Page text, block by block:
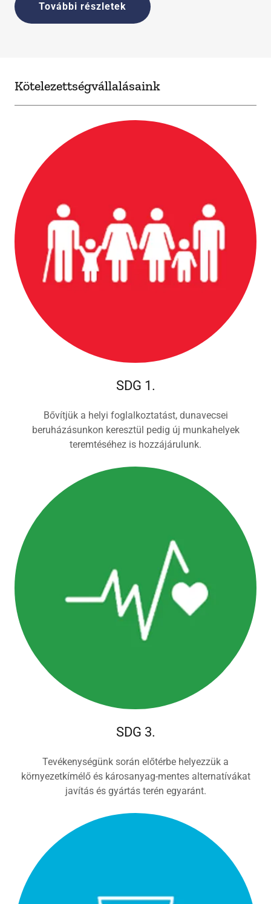
További részletek
Kötelezettségvállalásaink
SDG 1.
Bővítjük a helyi foglalkoztatást, dunavecsei
beruházásunkon keresztül pedig új munkahelyek
teremtéséhez is hozzájárulunk.
SDG 3.
Tevékenységünk során előtérbe helyezzük a
környezetkímélő és károsanyag-mentes alternatívákat
javítás és gyártás terén egyaránt.